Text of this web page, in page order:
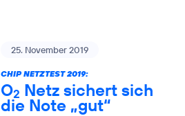
25. November 2019
CHIP NETZTEST 2019:
O2 Netz sichert sich
die Note „gut“